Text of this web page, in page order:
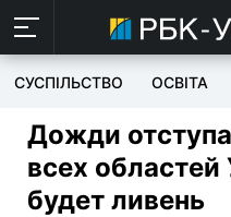
СУСПІЛЬСТВО ОСВІТА
Дожди
всех
будет ливень